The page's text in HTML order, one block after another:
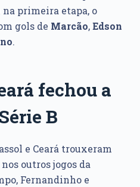
primeira etapa, o
gols de Marcão,Edson
.
fechou a
B
e Ceará trouxeram
outros jogos da
Fernandinho e